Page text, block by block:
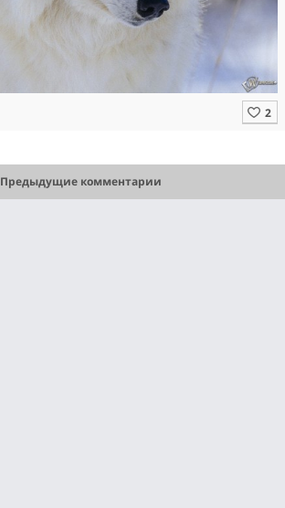
Предыдущие комментарии